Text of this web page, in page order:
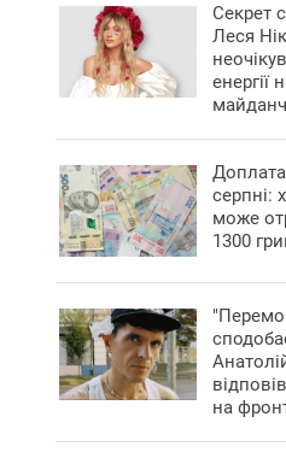
Секрет
Леся
енергії
Доплата
серпні:
може
1300
на